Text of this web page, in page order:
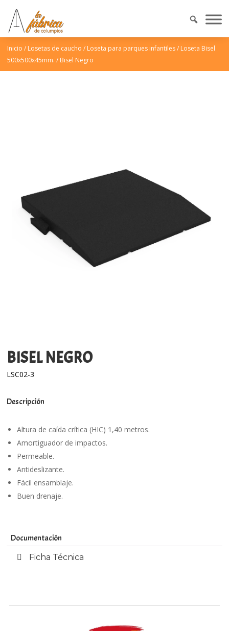
Inicio / Losetas de caucho / Loseta para parques infantiles/ Loseta Bisel
500x500x45mm. / Bisel Negro
BISEL NEGRO
LSC02-3
Descripción
Altura de caída crítica (HIC) 1,40 metros.
Amortiguador de impactos.
Permeable.
Antideslizante.
Fácil ensamblaje.
Buen drenaje.
Documentación
Ficha Técnica